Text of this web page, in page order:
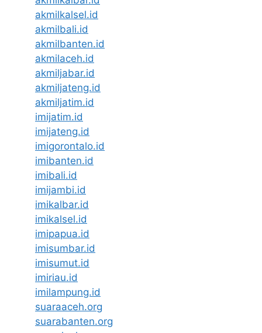
akmilkalsel.id
akmilbali.id
akmilbanten.id
akmilaceh.id
akmiljabar.id
akmiljateng.id
akmiljatim.id
imijatim.id
imijateng.id
imigorontalo.id
imibanten.id
imibali.id
imijambi.id
imikalbar.id
imikalsel.id
imipapua.id
imisumbar.id
imisumut.id
imiriau.id
imilampung.id
suaraaceh.org
suarabanten.org